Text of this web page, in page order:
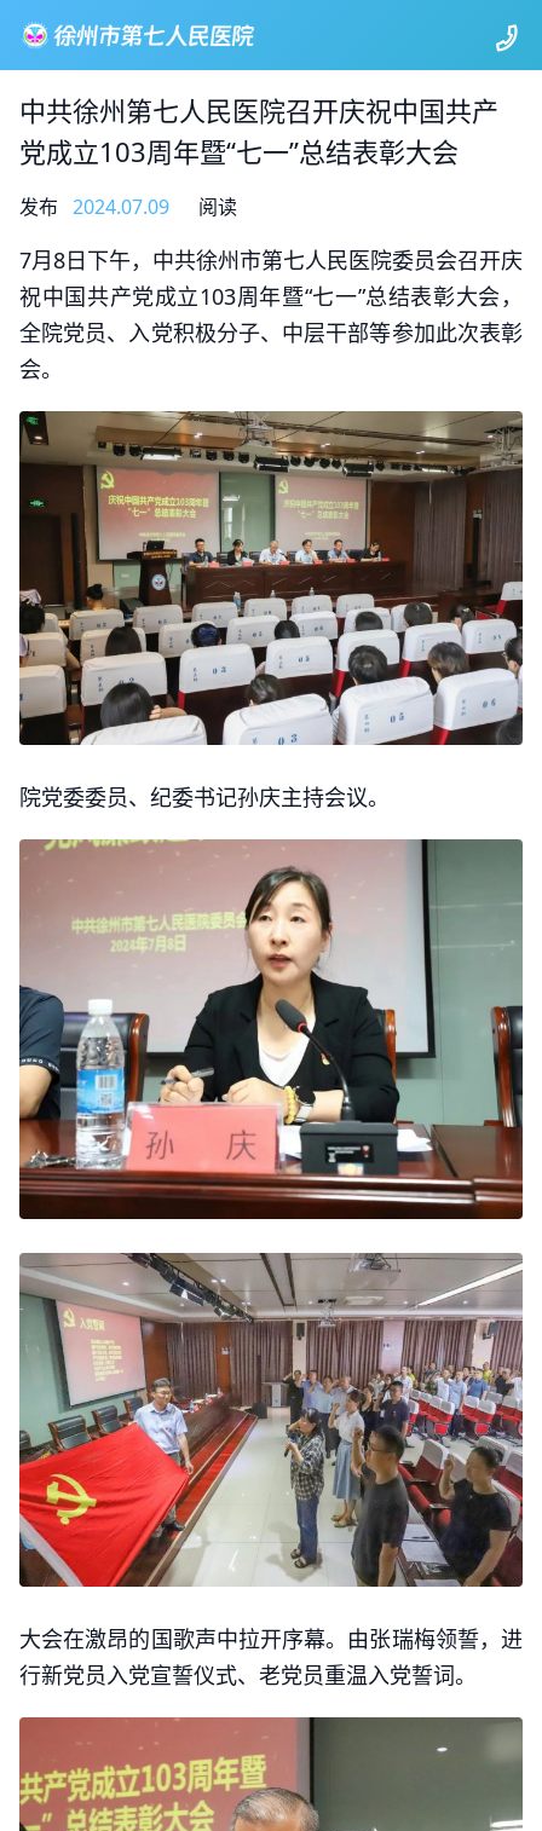
中共徐州第七人民医院召开庆祝中国共产
党成立103周年暨“七一”总结表彰大会
发布 2024.07.09 阅读
7月8日下午，中共徐州市第七人民医院委员会召开庆
祝中国共产党成立103周年暨“七一”总结表彰大会，
全院党员、入党积极分子、中层干部等参加此次表彰
会。
院党委委员、纪委书记孙庆主持会议。
大会在激昂的国歌声中拉开序幕。由张瑞梅领誓，进
行新党员入党宣誓仪式、老党员重温入党誓词。